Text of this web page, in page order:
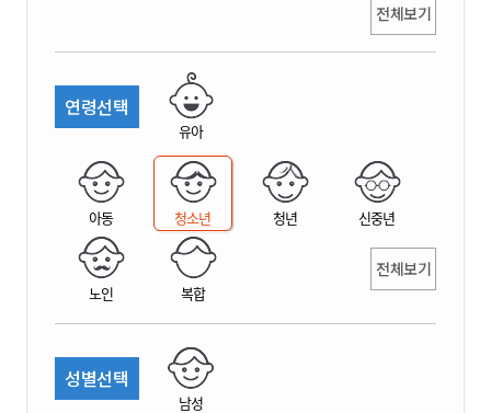
전체보기
연령선택
유아
아동 청소년 청년 신중년
노인 복합
전체보기
성별선택
남성